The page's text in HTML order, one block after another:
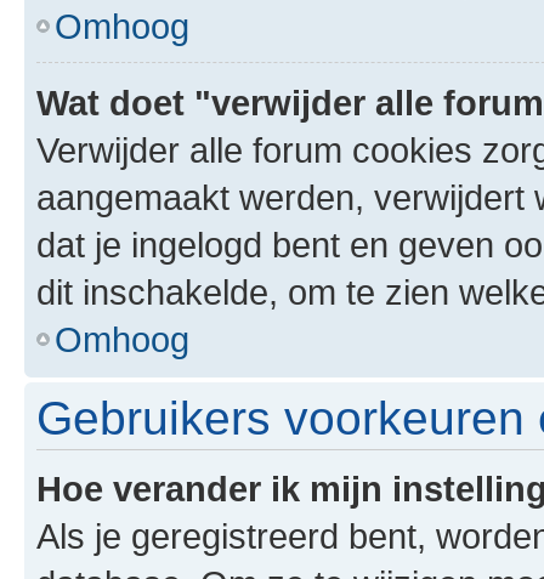
Omhoog
Wat doet "verwijder alle
Verwijder alle forum cookies
aangemaakt werden,
dat je ingelogd bent en geven
dit inschakelde, om te zien
Omhoog
Gebruikers voorkeuren
Hoe verander ik mijn
Als je geregistreerd bent,